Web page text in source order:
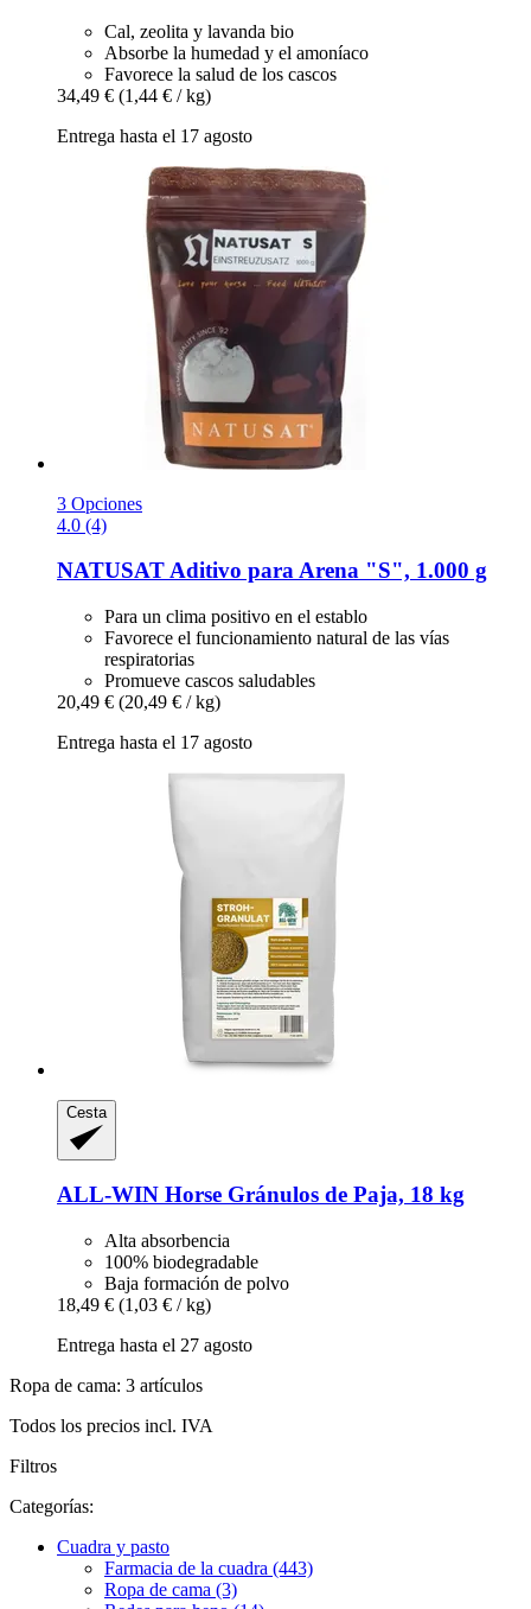
Cal, zeolita y lavanda bio
Absorbe la humedad y el amoníaco
Favorece la salud de los cascos
34,49 € (1,44 € / kg)
Entrega hasta el 17 agosto
3 Opciones
4.0 (4)
NATUSATAditivo para Arena "S", 1.000 g
Para un clima positivo en el establo
Favorece el funcionamiento natural de las vías
respiratorias
Promueve cascos saludables
20,49 € (20,49 € / kg)
Entrega hasta el 17 agosto
Cesta
ALL-WIN Horse Gránulos de Paja, 18 kg
Alta absorbencia
100% biodegradable
Baja formación de polvo
18,49 € (1,03 € / kg)
Entrega hasta el 27 agosto
Ropa de cama: 3 artículos
Todos los precios incl. IVA
Filtros
Categorías:
Cuadra y pasto
Farmacia de la cuadra (443)
Ropa de cama (3)